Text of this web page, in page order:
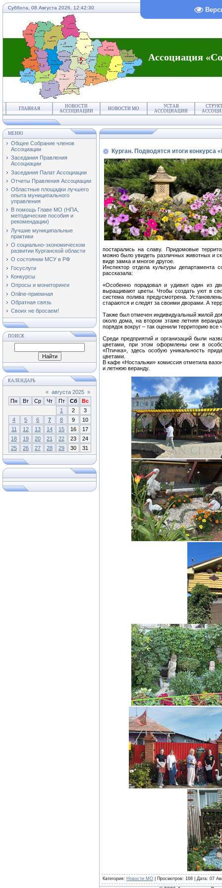
Суббота, 08 Августа 2026, 12:42:30
Ассоциация
ГЛАВНАЯ
НОВОСТИ
АССОЦИАЦИИ
НОВОСТИ МО
УСТАВ
АССОЦИАЦИИ
МЕНЮ
Общее Собрание членов
Ассоциации
Заседания Правления
Ассоциации
Заседания Палат Ассоциации
Отчеты Правления Ассоциации
Областные площадки лучшего
опыта муниципального
управления
В помощь Главе МО (НПА,
методические пособия и
рекомендации)
Лучшие муниципальные
практики
О социально-экономическом
развитии Курганской области
О состоянии МСУ в РФ
Госуслуги
Конкурсы
Опросы и мониторинги
Online-приемная
Обратная связь
Своих не бросаем!
ПОИСК
КАЛЕНДАРЬ
« августа 2025 »
Пн
Вт Ср Чт Пт Сб
Вс
1
2
3
4
5 6 7 8 9
10
11
12 13 14 15 16
17
18
19 20 21 22 23
24
25
26 27 28 29 30 31
Курган. Подводятся итоги конкурса
постарались на славу. Придомовые
можно было увидеть различных животных и
виде замка и многое другое.
Инспектор отдела культуры
рассказала:
«Особенно порадовал и удивил один из
выращивают цветы. Чтобы создать уют в
система полива предусмотрена.
стараются и следят за своими дворами. А
Также был отмечен индивидуальный жилой
около дома, на втором этаже летняя
порядок вокруг – так оценили территорию
Среди предприятий и организаций были
цветами, при этом оформлены они в
«Птичка», здесь особую уникальность
цветами.
В кафе «Ностальжи» комиссия отметила
и летнюю веранду.
Категория: Новости МО Просмотров: 168 | Дата: 07